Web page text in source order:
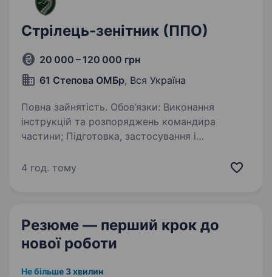
Стрілець-зенітник (ППО)
20 000 – 120 000 грн
61 Степова ОМБр, Вся Україна
Повна зайнятість. Обов’язки: Виконання
інструкцій та розпоряджень командира
частини; Підготовка, застосування і
стані) дорученої зброї, обладнання та бойової
4 год. тому
Резюме — перший крок до
нової роботи
Не більше 3 хвилин